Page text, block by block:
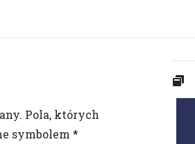
Pola, których
symbolem *